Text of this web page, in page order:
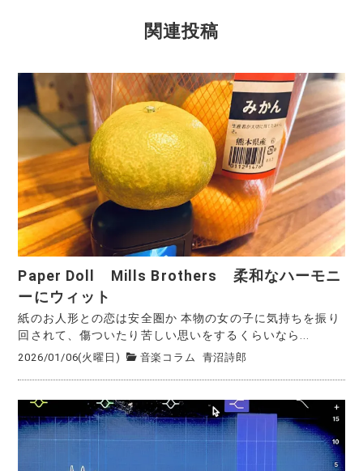
関連投稿
Paper Doll Mills Brothers 柔和なハーモニ
ーにウィット
紙のお人形との恋は安全圏か 本物の女の子に気持ちを振り
回されて、傷ついたり苦しい思いをするくらいなら...
2026/01/06(火曜日) 音楽コラム 青沼詩郎